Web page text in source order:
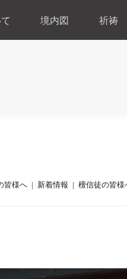
境内図 祈祷
皆様へ 新着情報 檀信徒の皆